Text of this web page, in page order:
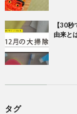
【30
由来と
タグ